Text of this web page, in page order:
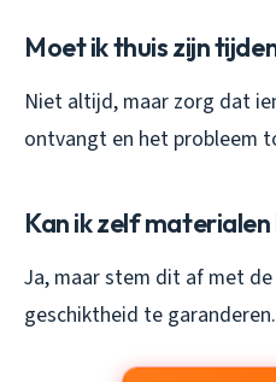
Moet ik thuis zijn
Niet altijd, maar zorg dat
ontvangt en het probleem
Kan ik zelf materialen
Ja, maar stem dit af met
geschiktheid te garanderen.